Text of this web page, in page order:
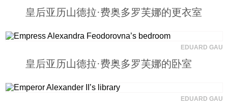
皇后亚历山德拉·费奥多罗芙娜的更衣室
EDUARD GAU
皇后亚历山德拉·费奥多罗芙娜的卧室
EDUARD GAU